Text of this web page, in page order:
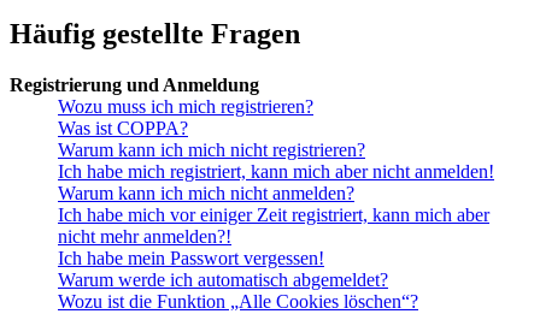
Häufig gestellte Fragen
Registrierung und Anmeldung
Wozu muss ich mich registrieren?
Was ist COPPA?
Warum kann ich mich nicht registrieren?
Ich habe mich registriert, kann mich aber nicht anmelden!
Warum kann ich mich nicht anmelden?
Ich habe mich vor einiger Zeit registriert, kann mich aber
nicht mehr anmelden?!
Ich habe mein Passwort vergessen!
Warum werde ich automatisch abgemeldet?
Wozu ist die Funktion „Alle Cookies löschen“?